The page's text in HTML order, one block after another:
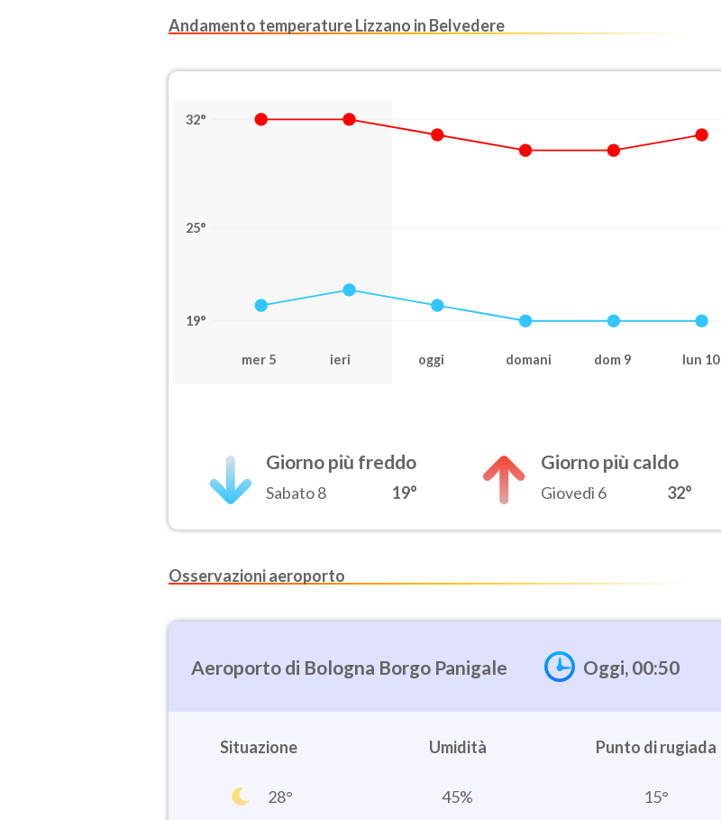
Andamento temperature Lizzano in Belvedere
32°
25°
19°
mer 5 ieri oggi domani dom 9 lun 10
Giorno più freddo
Sabato 8 19°
Giorno più caldo
Giovedì 6 32°
Osservazioni aeroporto
Bologna Borgo Panigale Oggi, 00:50
Situazione
28°
Umidità
45% 15°